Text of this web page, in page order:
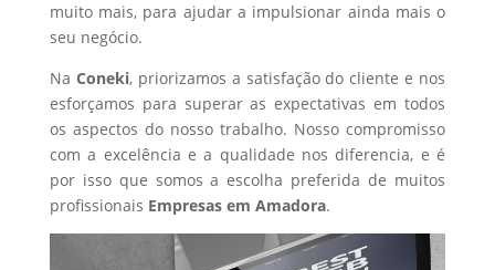
muito mais, para ajudar a impulsionar ainda mais o
seu negócio.
Na Coneki, priorizamos a satisfação do cliente e nos
esforçamos para superar as expectativas em todos
os aspectos do nosso trabalho. Nosso compromisso
com a excelência e a qualidade nos diferencia, e é
por isso que somos a escolha preferida de muitos
profissionais Empresasem Amadora.